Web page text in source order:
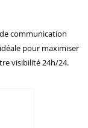
communication
pour maximiser
visibilité 24h/24.